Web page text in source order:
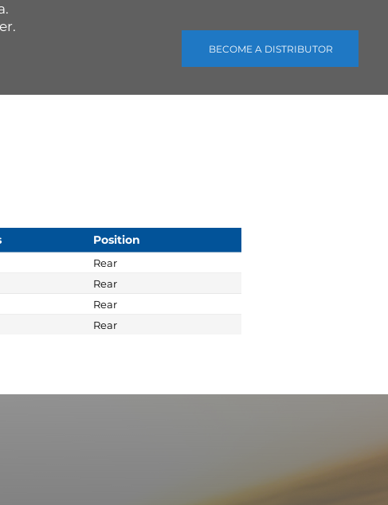
BECOME A DISTRIBUTOR
Position
Rear
Rear
Rear
Rear